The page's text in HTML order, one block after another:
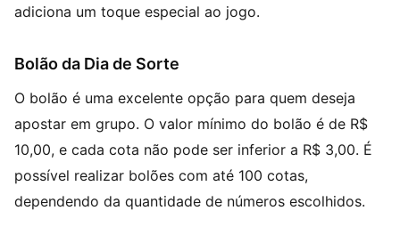
adiciona um toque especial ao jogo.
Bolão da Dia de Sorte
O bolão é uma excelente opção para quem deseja
apostar em grupo. O valor mínimo do bolão é de R$
10,00, e cada cota não pode ser inferior a R$ 3,00. É
possível realizar bolões com até 100 cotas,
dependendo da quantidade de números escolhidos.